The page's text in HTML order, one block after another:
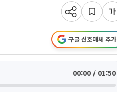
구글 선호매체 추가
00:00 / 01:50